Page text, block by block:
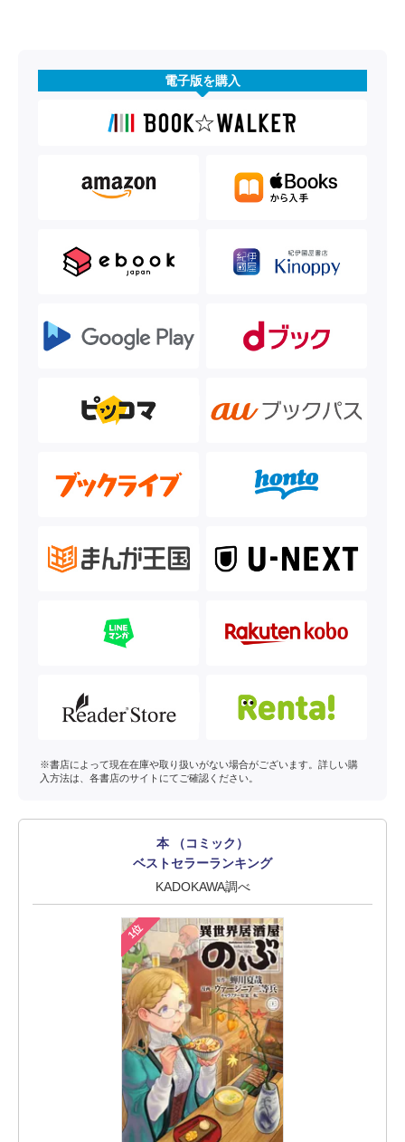
電子版を購入
※書店によって現在在庫や取り扱いがない場合がございます。詳しい購
入方法は、各書店のサイトにてご確認ください。
本 （コミック）
ベストセラーランキング
KADOKAWA調べ
1位